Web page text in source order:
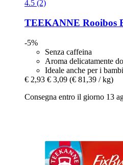
4.5 (2)
TEEKANNE Rooibos
-5%
Senza caffeina
Aroma delicatamente
Ideale anche per i
€ 2,93 € 3,09 (€ 81,39 / kg)
Consegna entro il giorno 13